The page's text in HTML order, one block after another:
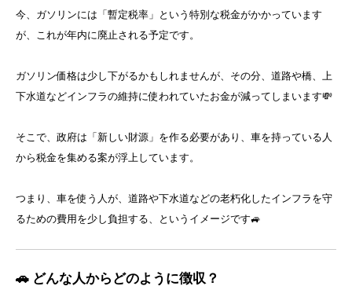
今、ガソリンには「暫定税率」という特別な税金がかかっています
が、これが年内に廃止される予定です。
ガソリン価格は少し下がるかもしれませんが、その分、道路や橋、上
下水道などインフラの維持に使われていたお金が減ってしまいます💸
そこで、政府は「新しい財源」を作る必要があり、車を持っている人
から税金を集める案が浮上しています。
つまり、車を使う人が、道路や下水道などの老朽化したインフラを守
るための費用を少し負担する、というイメージです🚙
🚗 どんな人からどのように徴収？